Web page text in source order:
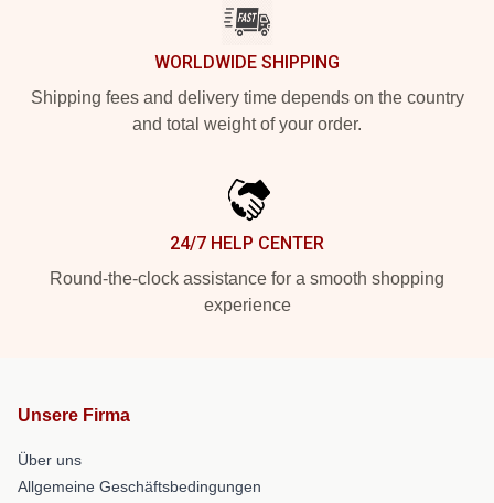
WORLDWIDE SHIPPING
Shipping fees and delivery time depends on the country
and total weight of your order.
24/7 HELP CENTER
Round-the-clock assistance for a smooth shopping
experience
Unsere Firma
Über uns
Allgemeine Geschäftsbedingungen